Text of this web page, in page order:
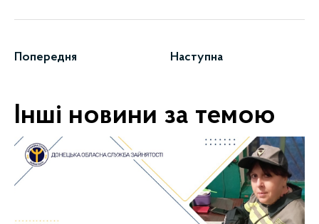
Попередня Наступна
Інші новини за темою